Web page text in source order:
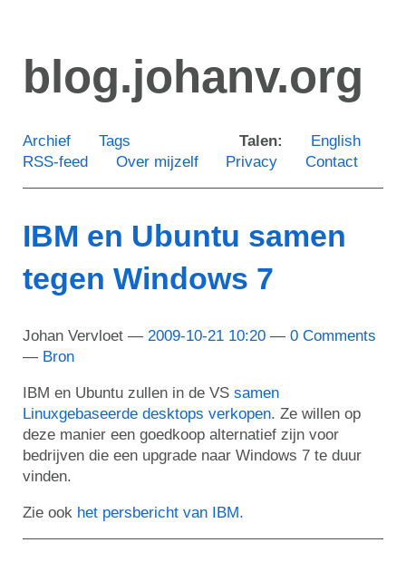
naar
de
blog.johanv.org
Talen: English
Archief
Tags
RSS-feed
Over mijzelf Privacy Contact
IBM en Ubuntu samen
tegen Windows 7
Johan Vervloet 2009-10-21 10:20
0 Comments
Bron
IBM en Ubuntu zullen in de VS samen
Linuxgebaseerde desktops verkopen. Ze willen op
deze manier een goedkoop alternatief zijn voor
bedrijven die een upgrade naar Windows 7 te duur
vinden.
Zie ook het persbericht van IBM.